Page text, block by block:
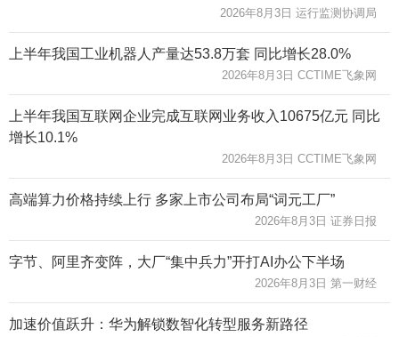
2026年8月3日 运行监测协调局
上半年我国工业机器人产量达53.8万套 同比增长28.0%
2026年8月3日 CCTIME飞象网
上半年我国互联网企业完成互联网业务收入10675亿元 同比
增长10.1%
2026年8月3日 CCTIME飞象网
高端算力价格持续上行 多家上市公司布局“词元工厂”
2026年8月3日 证券日报
字节、阿里齐变阵，大厂“集中兵力”开打AI办公下半场
2026年8月3日 第一财经
加速价值跃升：华为解锁数智化转型服务新路径